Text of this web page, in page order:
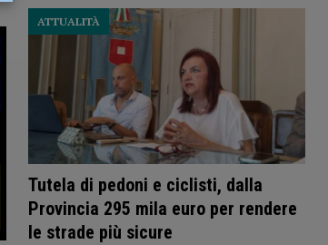
Tutela di pedoni e ciclisti, dalla
Provincia 295 mila euro per rendere
le strade più sicure
ATTUALITÀ